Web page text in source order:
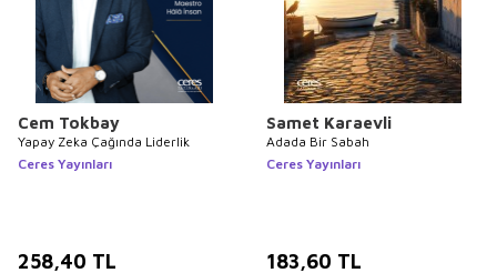
Cem Tokbay
Yapay Zeka Çağında Liderlik
Ceres Yayınları
258,40 TL
Samet Karaevli
Adada Bir Sabah
Ceres Yayınları
183,60 TL